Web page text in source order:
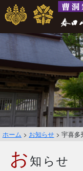
ホーム > お知らせ > 宇喜多
お知らせ